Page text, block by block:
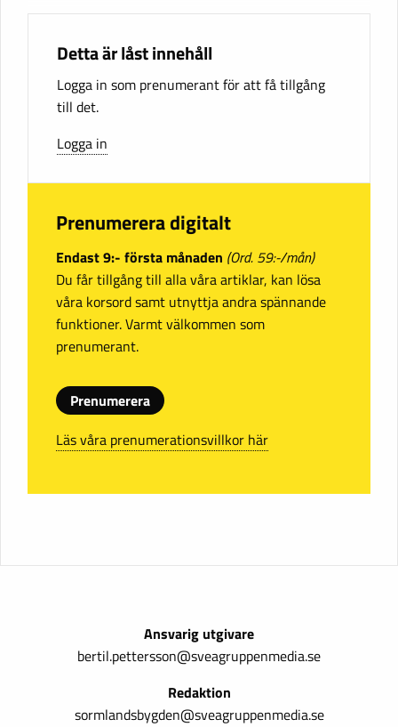
Detta är låst innehåll
Logga in som prenumerant för att få tillgång
till det.
Logga in
Prenumerera digitalt
Endast 9:- första månaden (Ord. 59:-/mån)
Du får tillgång till alla våra artiklar, kan lösa
våra korsord samt utnyttja andra spännande
funktioner. Varmt välkommen som
prenumerant.
Prenumerera
Läs våra prenumerationsvillkor här
Ansvarig utgivare
bertil.pettersson@sveagruppenmedia.se
Redaktion
sormlandsbygden@sveagruppenmedia.se